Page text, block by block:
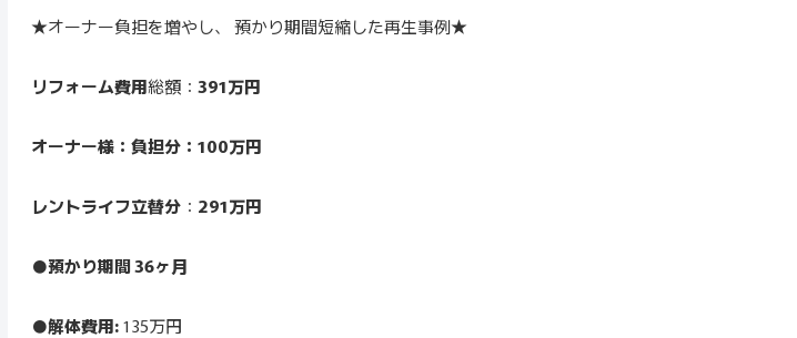
★オーナー負担を増やし、 預かり期間短縮した再生事例★
リフォーム費用総額： 391万円
オーナー様：負担分：100万円
レントライフ立替分： 291万円
●預かり期間 36ヶ月
●解体費用:135万円